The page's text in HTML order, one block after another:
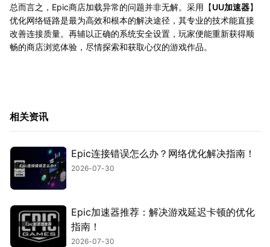
总而言之，Epic商店加载异常的问题并非无解。采用【UU加速器】
优化网络链路是最为高效和根本的解决途径，其专业的技术能直接
改善连接质量。再辅以正确的系统安全设置，玩家便能重新获得顺
畅的商店浏览体验，尽情探索和获取心仪的游戏作品。
相关资讯
Epic连接错误怎么办？网络优化解决指南！
2026-07-30
Epic加速器推荐：解决游戏延迟卡顿的优化
指南！
2026-07-30